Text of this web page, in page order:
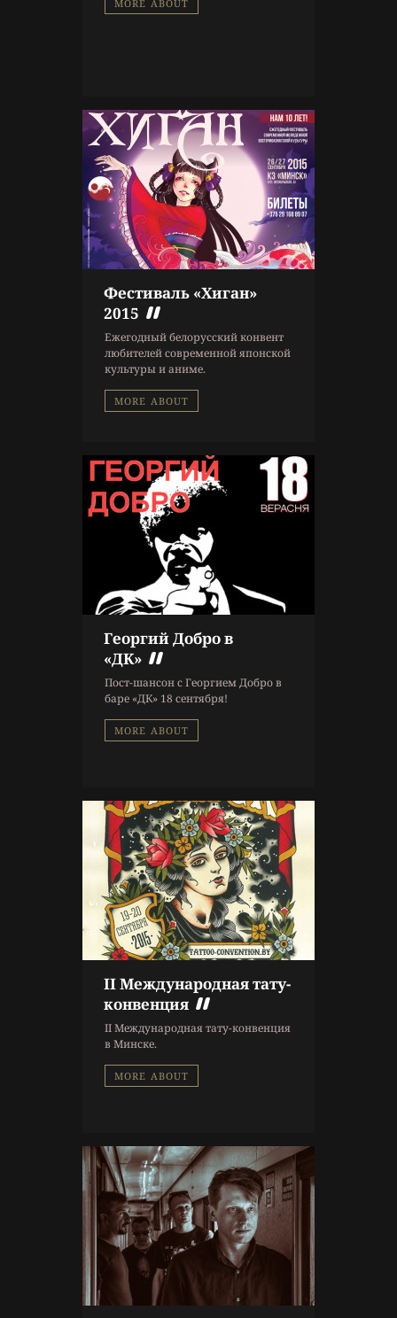
MORE ABOUT
Фестиваль «Хиган»
2015
Ежегодный белорусский конвент
любителей современной японской
культуры и аниме.
MORE ABOUT
9 г. назад
Георгий Добро в
«ДК»
Пост-шансон с Георгием Добро в
баре «ДК» 18 сентября!
MORE ABOUT
9 г. назад
II Международная тату-
конвенция
II Международная тату-конвенция
в Минске.
MORE ABOUT
9 г. назад